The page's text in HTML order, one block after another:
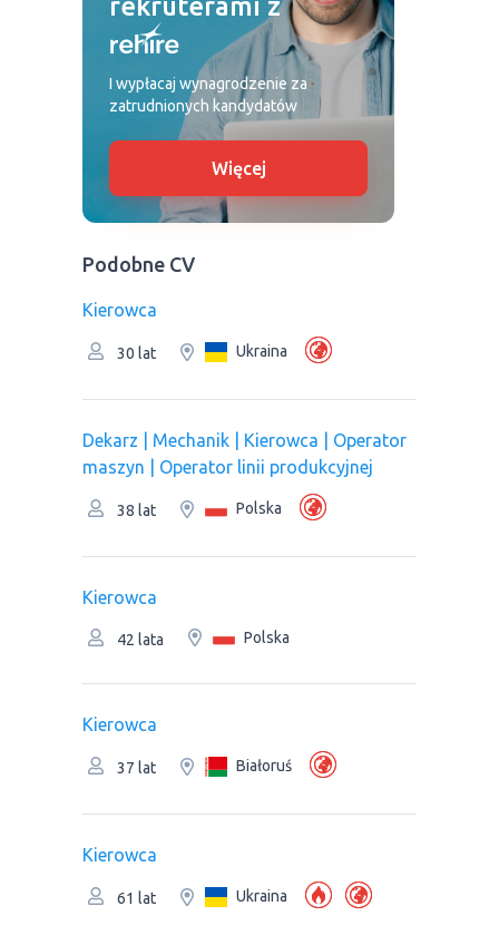
rekruterami z
I wypłacaj wynagrodzenie za
zatrudnionych kandydatów
Więcej
Podobne CV
Kierowca
30 lat Ukraina
Dekarz | Mechanik | Kierowca | Operator
maszyn | Оperator linii produkcyjnej
38 lat Polska
Kierowca
42 lata Polska
Kierowca
37 lat Białoruś
Kierowca
61 lat Ukraina